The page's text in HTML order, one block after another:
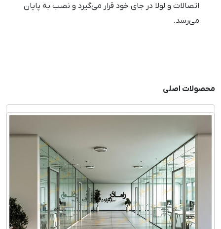
اتصالات و لولا در جای خود قرار می‌گیرد و نصب به پایان
می‌رسد.
محصولات اصلی